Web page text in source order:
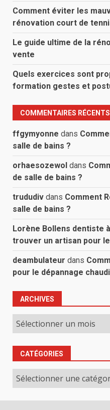
Comment éviter les
rénovation court de
Le guide ultime de la
vente
Quels exercices sont
formation gestes et
COMMENTAIRES RÉCENTS
ffgymyonne dans
salle de bains ?
orhaesozewol dans
de salle de bains ?
trududiv dans Comment
salle de bains ?
Lorène Bollens dentiste
trouver un artisan pour
deambulateur dans
pour le dépannage
ARCHIVES
Archives
CATÉGORIES
Catégories